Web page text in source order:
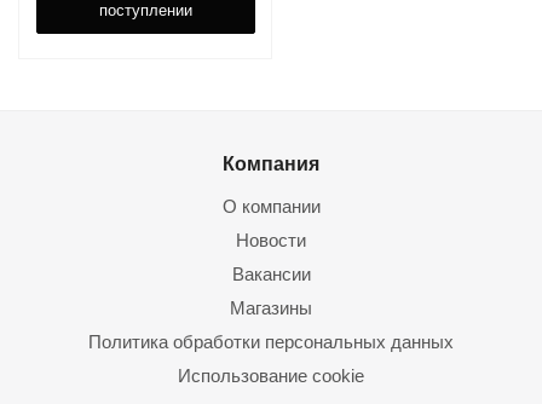
поступлении
Компания
О компании
Новости
Вакансии
Магазины
Политика обработки персональных данных
Использование cookie